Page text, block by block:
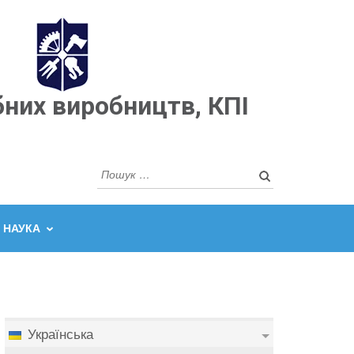
виробництв, КПІ
Пошук:
НАУКА
Українська